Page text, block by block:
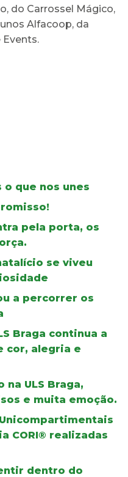
do Carrossel Mágico,
Alfacoop, da
o que nos unes
pela porta, os
se viveu
a percorrer os
Braga continua a
cor, alegria e
ULS Braga,
e muita emoção.
CORI® realizadas
dentro do